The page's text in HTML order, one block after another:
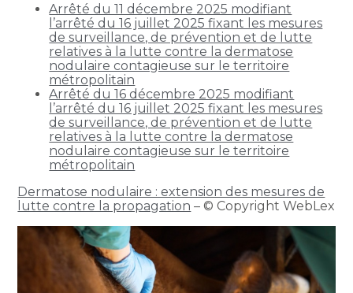
Arrêté du 11 décembre 2025 modifiant
l’arrêté du 16 juillet 2025 fixant les mesures
de surveillance, de prévention et de lutte
relatives à la lutte contre la dermatose
nodulaire contagieuse sur le territoire
métropolitain
Arrêté du 16 décembre 2025 modifiant
l’arrêté du 16 juillet 2025 fixant les mesures
de surveillance, de prévention et de lutte
relatives à la lutte contre la dermatose
nodulaire contagieuse sur le territoire
métropolitain
Dermatose nodulaire : extension des mesures de
lutte contre la propagation – © Copyright WebLex